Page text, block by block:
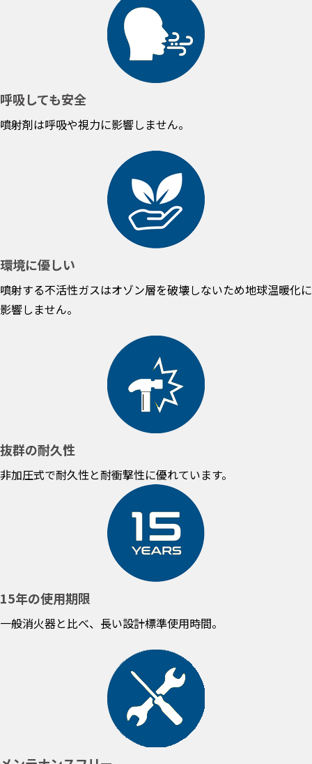
呼吸しても安全
噴射剤は呼吸や視力に影響しません。
環境に優しい
噴射する不活性ガスはオゾン層を破壊しないため地球温暖化に
影響しません。
抜群の耐久性
非加圧式で耐久性と耐衝撃性に優れています。
15年の使用期限
一般消火器と比べ、長い設計標準使用時間。